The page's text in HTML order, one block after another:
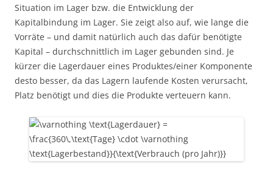
Situation im Lager bzw. die Entwicklung der
Kapitalbindung im Lager. Sie zeigt also auf, wie lange die
Vorräte – und damit natürlich auch das dafür benötigte
Kapital – durchschnittlich im Lager gebunden sind. Je
kürzer die Lagerdauer eines Produktes/einer Komponente
desto besser, da das Lagern laufende Kosten verursacht,
Platz benötigt und dies die Produkte verteuern kann.